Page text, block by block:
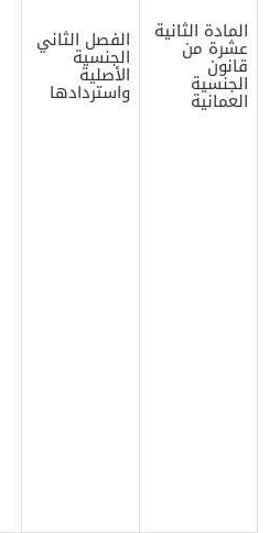
المادة الثانية
عشرة من
قانون
الجنسية
العمانية
الفصل الثاني
الجنسية
الأصلية
واستردادها